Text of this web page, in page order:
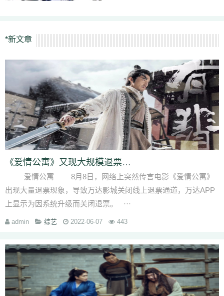
*新文章
《爱情公寓》又现大规模退票潮？发行方回应：
爱情公寓 8月8日，网络上突然传言电影《爱情公寓》
出现大量退票现象，导致万达影城关闭线上退票通道，万达APP
上显示为因系统升级而关闭退票。 ···
admin 综艺 2022-06-07 443